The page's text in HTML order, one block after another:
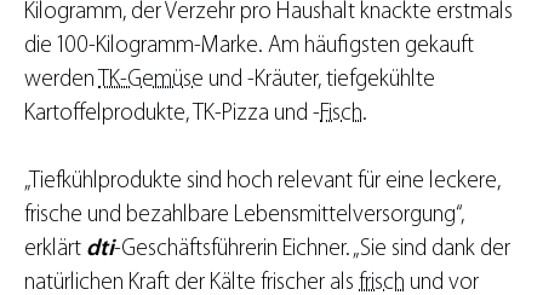
Kilogramm, der Verzehr pro Haushalt knackte erstmals
die 100-Kilogramm-Marke. Am häufigsten gekauft
werden
TK-Gemüse und -Kräuter, tiefgekühlte
Kartoffelprodukte, TK-Pizza und -Fisch.
„Tiefkühlprodukte sind hoch relevant für eine leckere,
frische und bezahlbare Lebensmittelversorgung“,
erklärt dti-Geschäftsführerin Eichner. „Sie sind dank der
natürlichen Kraft der Kälte frischer als frisch und vor